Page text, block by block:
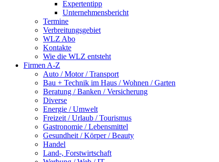
Expertentipp
Unternehmensbericht
Termine
Verbreitungsgebiet
WLZ Abo
Kontakte
Wie die WLZ entsteht
Firmen A-Z
Auto / Motor / Transport
Bau + Technik im Haus / Wohnen / Garten
Beratung / Banken / Versicherung
Diverse
Energie / Umwelt
Freizeit / Urlaub / Tourismus
Gastronomie / Lebensmittel
Gesundheit / Körper / Beauty
Handel
Land-, Forstwirtschaft